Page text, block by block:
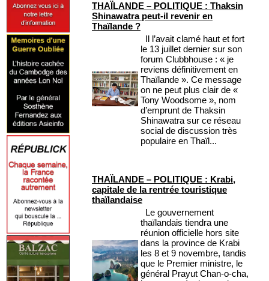
THAÏLANDE – POLITIQUE : Thaksin
Shinawatra peut-il revenir en
Thaïlande ?
Il l’avait clamé haut et fort
le 13 juillet dernier sur son
forum Clubbhouse : « je
reviens définitivement en
Thaïlande ». Ce message
on ne peut plus clair de «
Tony Woodsome », nom
d’emprunt de Thaksin
Shinawatra sur ce réseau
social de discussion très
populaire en Thaïl...
THAÏLANDE – POLITIQUE : Krabi,
capitale de la rentrée touristique
thaïlandaise
Le gouvernement
thaïlandais tiendra une
réunion officielle hors site
dans la province de Krabi
les 8 et 9 novembre, tandis
que le Premier ministre, le
général Prayut Chan-o-cha,